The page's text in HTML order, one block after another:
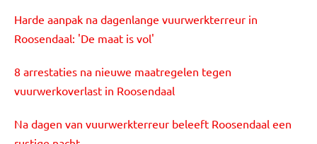
Harde aanpak na dagenlange vuurwerkterreur in
Roosendaal: 'De maat is vol'
8 arrestaties na nieuwe maatregelen tegen
vuurwerkoverlast in Roosendaal
Na dagen van vuurwerkterreur beleeft Roosendaal een